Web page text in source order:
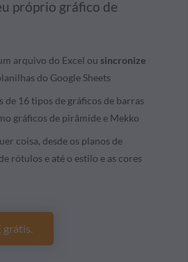
próprio gráfico de
arquivo do Excel ou sincronize
do Google Sheets
de 16 tipos de gráficos de barras
gráficos de pirâmide e Mekko
coisa, desde os planos de
rótulos e até o estilo e as cores
grátis.